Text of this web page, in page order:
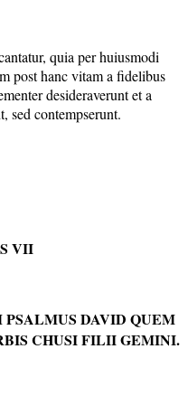
quia per huiusmodi
post hanc vitam a fidelibus
desideraverunt et a
sed contempserunt.
VII
DAVID QUEM
CHUSI FILII GEMINI.